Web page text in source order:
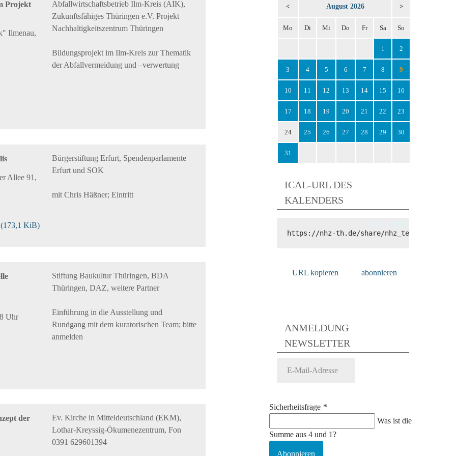
Projekt
Ilmenau,
Abfallwirtschaftsbetrieb Ilm-Kreis (AIK),
Zukunftsfähiges Thüringen e.V. Projekt
Nachhaltigkeitszentrum Thüringen
Bildungsprojekt im Ilm-Kreis zur Thematik
der Abfallvermeidung und –verwertung
Allee 91,
Bürgerstiftung Erfurt, Spendenparlamente
Erfurt und SOK
mit Chris Häßner; Eintritt
(173,1 KiB)
Uhr
Stiftung Baukultur Thüringen, BDA
Thüringen, DAZ, weitere Partner
Einführung in die Ausstellung und
Rundgang mit dem kuratorischen Team; bitte
anmelden
der
Ev. Kirche in Mitteldeutschland (EKM),
Lothar-Kreyssig-Ökumenezentrum, Fon
0391 629601394
< August 2026 >
Mo Di Mi Do Fr Sa So
1 2
3 4 5 6 7 8 9
10 11 12 13 14 15 16
17 18 19 20 21 22 23
24 25 26 27 28 29 30
31
ICAL-URL DES
KALENDERS
https://nhz-th.de/share/nhz_termine.ics
URL kopieren abonnieren
ANMELDUNG
NEWSLETTER
Sicherheitsfrage *
Was ist die
Summe aus 4 und 1?
Abonnieren